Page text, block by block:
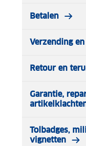
Vibram garandeert
specifieke zolen
Let op schoenen
Betalen
Verzending
Retour en
Garantie,
Tolbadges,
vignetten